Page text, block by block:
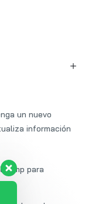
un nuevo
información
para